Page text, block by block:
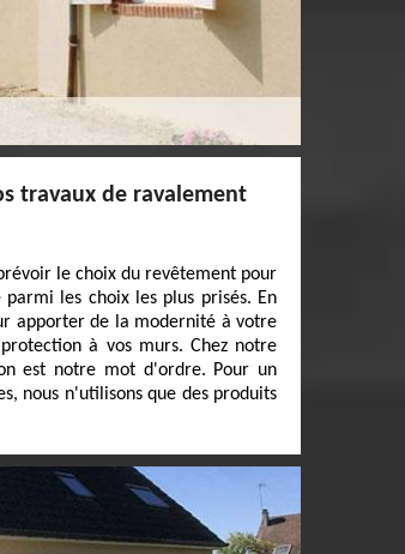
travaux de ravalement
le choix du revêtement pour
les choix les plus prisés. En
apporter de la modernité à votre
à vos murs. Chez notre
est notre mot d'ordre. Pour un
nous n'utilisons que des produits